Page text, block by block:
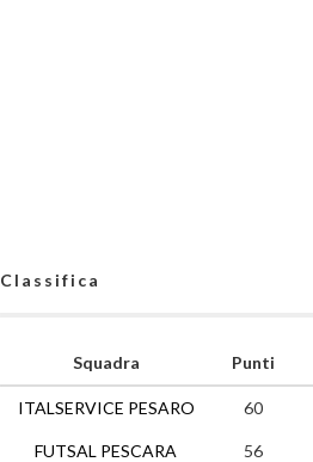
Classifica
Squadra
ITALSERVICE PESARO
FUTSAL PESCARA
Punti
60
56